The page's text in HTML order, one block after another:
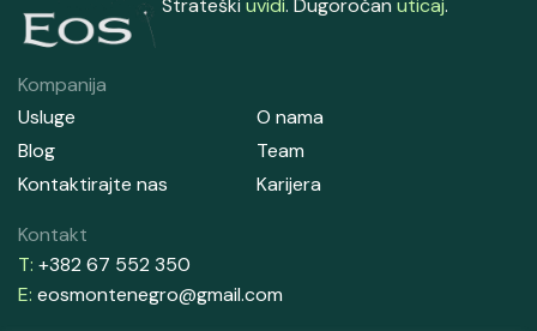
Strateški uvidi. Dugoročan uticaj.
Kompanija
Usluge
Blog
Kontaktirajte nas
O nama
Team
Karijera
Kontakt
T: +382 67 552 350
E: eosmontenegro@gmail.com